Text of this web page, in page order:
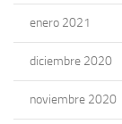
enero 2021
diciembre 2020
noviembre 2020